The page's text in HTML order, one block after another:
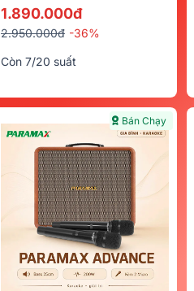
Kèm 2 Tay Micro)
1.890.000đ
2.950.000đ -36%
Còn 7/20 suất
Bán Chạy